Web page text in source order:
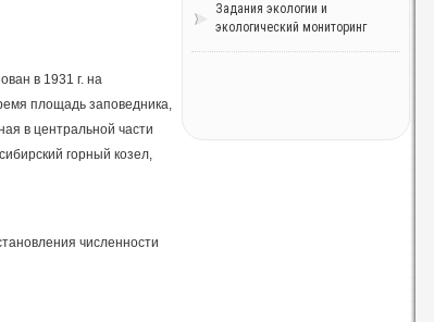
Задания экологии и
экологический мониторинг
в 1931 г. на
площадь заповедника,
в центральной части
горный козел,
численности